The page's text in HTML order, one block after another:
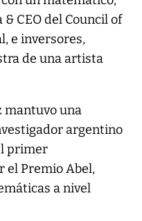
CEO del Council of
e inversores,
de una artista
mantuvo una
argentino
primer
el Premio Abel,
a nivel